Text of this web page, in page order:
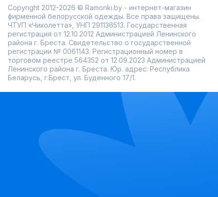
Copyright 2012-2026 © Ramonki.by - интернет-магазин
фирменной белорусской одежды. Все права защищены.
ЧТУП «Чиколетта», УНП 291136513. Государственная
регистрация от 12.10.2012 Администрацией Ленинского
района г. Бреста. Свидетельство о государственной
регистрации № 0061143. Регистрационный номер в
торговом реестре 564352 от 12.09.2023 Администрацией
Ленинского района г. Бреста. Юр. адрес: Республика
Беларусь, г.Брест, ул. Буденного 17/1.